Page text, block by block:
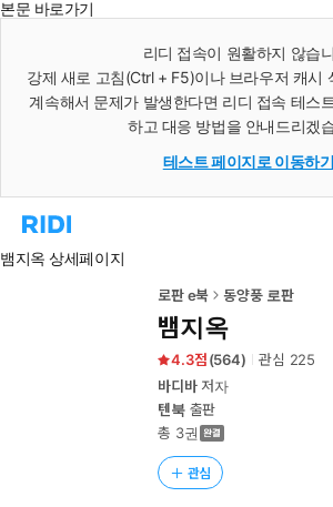
본문 바로가기
리디 접속이 원활하지 않습
강제 새로 고침(Ctrl + F5)이나 브라우저 캐시
계속해서 문제가 발생한다면 리디 접속 테스
하고 대응 방법을 안내드리겠
테스트 페이지로 이동하기
리
홈
뱀지옥 상세페이지
로판 e북 동양풍 로판
뱀지옥
4.3 (564) 관심 225
바디바저자
텐북출판
총 3권
관심